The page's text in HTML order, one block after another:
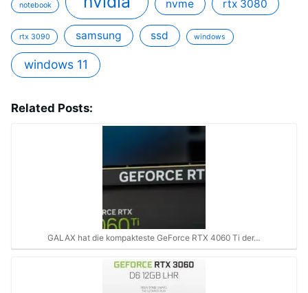
notebook nvme rtx 3080
rtx 3090 samsung ssd windows
windows 11
Related Posts:
GALAX hat die kompakteste GeForce RTX 4060 Ti der…